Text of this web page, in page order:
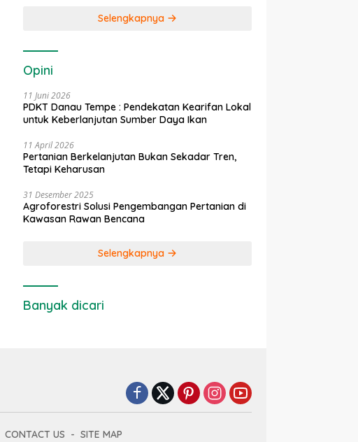
Selengkapnya
Opini
11 Juni 2026
PDKT Danau Tempe : Pendekatan Kearifan Lokal
untuk Keberlanjutan Sumber Daya Ikan
11 April 2026
Pertanian Berkelanjutan Bukan Sekadar Tren,
Tetapi Keharusan
31 Desember 2025
Agroforestri Solusi Pengembangan Pertanian di
Kawasan Rawan Bencana
Selengkapnya
Banyak dicari
CONTACT US SITE MAP